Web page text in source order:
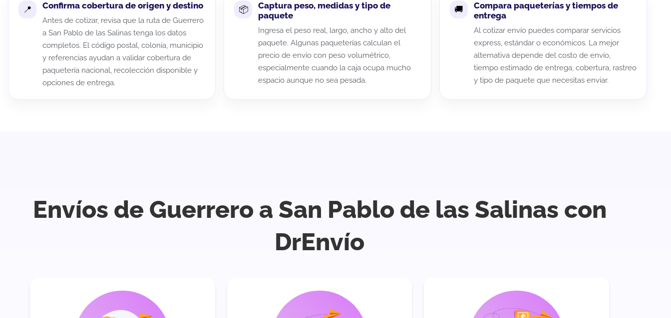
Confirma cobertura de origen y destino
Antes de cotizar, revisa que la ruta de Guerrero
a San Pablo de las Salinas tenga los datos
completos. El código postal, colonia, municipio
y referencias ayudan a validar cobertura de
paquetería nacional, recolección disponible y
opciones de entrega.
Captura peso, medidas y tipo de
paquete
Ingresa el peso real, largo, ancho y alto del
paquete. Algunas paqueterías calculan el
precio de envío con peso volumétrico,
especialmente cuando la caja ocupa mucho
espacio aunque no sea pesada.
Compara paqueterías y tiempos de
entrega
Al cotizar envío puedes comparar servicios
express, estándar o económicos. La mejor
alternativa depende del costo de envío,
tiempo estimado de entrega, cobertura, rastreo
y tipo de paquete que necesitas enviar.
Envíos de Guerrero a San Pablo de las Salinas con
DrEnvío